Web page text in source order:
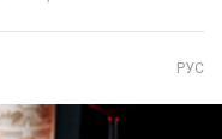
РУС